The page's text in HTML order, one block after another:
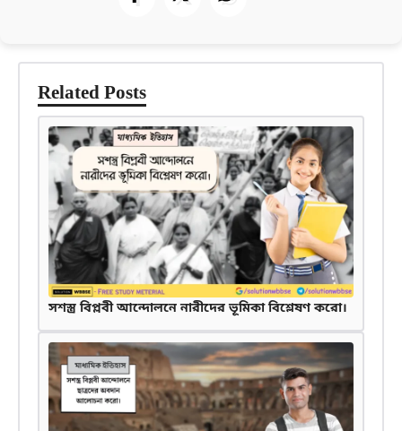
Related Posts
সশস্ত্র বিপ্লবী আন্দোলনে নারীদের ভূমিকা বিশ্লেষণ করো।